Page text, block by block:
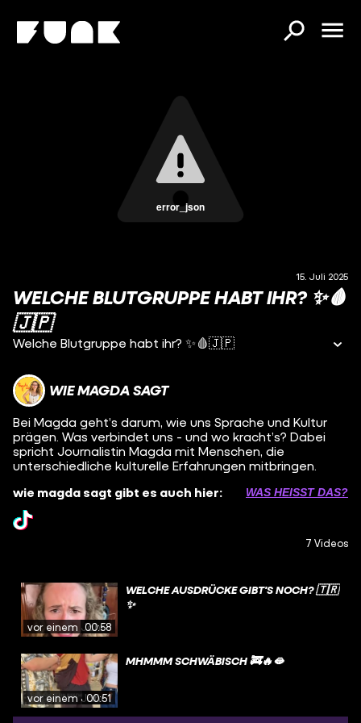
error_json
15. Juli 2025
WELCHE BLUTGRUPPE HABT IHR? ✨🩸
🇯🇵
Welche Blutgruppe habt ihr? ✨🩸🇯🇵
WIE MAGDA SAGT
Bei Magda geht’s darum, wie uns Sprache und Kultur
prägen. Was verbindet uns - und wo kracht’s? Dabei
spricht Journalistin Magda mit Menschen, die
unterschiedliche kulturelle Erfahrungen mitbringen.
wie magda sagt gibt es auch hier:
WAS HEISST DAS?
7 Videos
vor einem Jahr
00:58
WELCHE AUSDRÜCKE GIBT'S NOCH? 🇹🇷
✨
vor einem Jahr
00:51
MHMMM SCHWÄBISCH 🚒🔥🫦